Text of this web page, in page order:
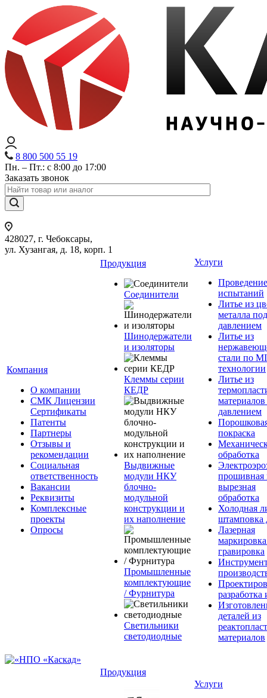
8 800 500 55 19
Пн. – Пт.: с 8:00 до 17:00
Заказать звонок
428027, г. Чебоксары,
ул. Хузангая, д. 18, корп. 1
Компания
О компании
СМК Лицензии
Сертификаты
Патенты
Партнеры
Отзывы и
рекомендации
Социальная
ответственность
Вакансии
Реквизиты
Комплексные
проекты
Опросы
Продукция
Соединители
Шинодержатели
и изоляторы
Клеммы серии
КЕДР
Выдвижные
модули НКУ
блочно-
модульной
конструкции и
их наполнение
Промышленные
комплектующие
/ Фурнитура
Светильники
светодиодные
Услуги
Проведение
испытаний
Литье из
металла под
давлением
Литье из
стали по
технологии
Литье из
давлением
покраска
обработка
прошивная
вырезная
обработка
Холодная
штамповка
Лазерная
гравировка
разработка
деталей из
материалов
Продукция
Услуги